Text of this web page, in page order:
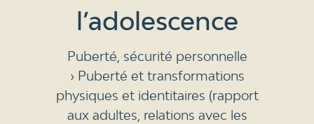
l’adolescence
Puberté, sécurité personnelle
› Puberté et transformations
physiques et identitaires (rapport
aux adultes, relations avec les